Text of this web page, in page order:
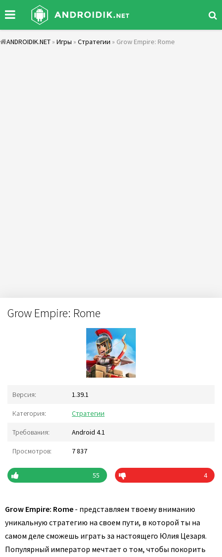
ANDROIDIK.NET » Игры » Стратегии » Grow Empire: Rome
Grow Empire: Rome
Версия: 1.39.1
Категория: Стратегии
Требования: Android 4.1
Просмотров: 7 837
55 4
Grow Empire: Rome - представляем твоему вниманию
уникальную стратегию на своем пути, в которой ты на
самом деле сможешь играть за настоящего Юлия Цезаря.
Популярный император мечтает о том, чтобы покорить